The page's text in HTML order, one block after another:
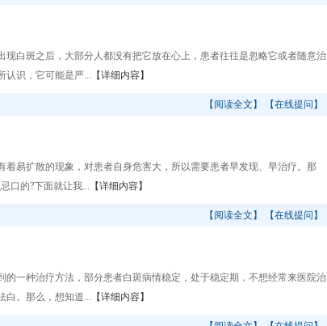
白斑之后，大部分人都没有把它放在心上，患者往往是忽略它或者随意治
认识，它可能是严... 【详细内容】
【阅读全文】 【在线提问】
易扩散的现象，对患者自身危害大，所以需要患者早发现、早治疗。那
口的?下面就让我... 【详细内容】
【阅读全文】 【在线提问】
一种治疗方法，部分患者白斑病情稳定，处于稳定期，不想经常来医院治
白。那么，想知道... 【详细内容】